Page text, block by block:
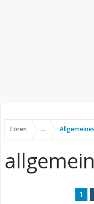
Foren ...
1